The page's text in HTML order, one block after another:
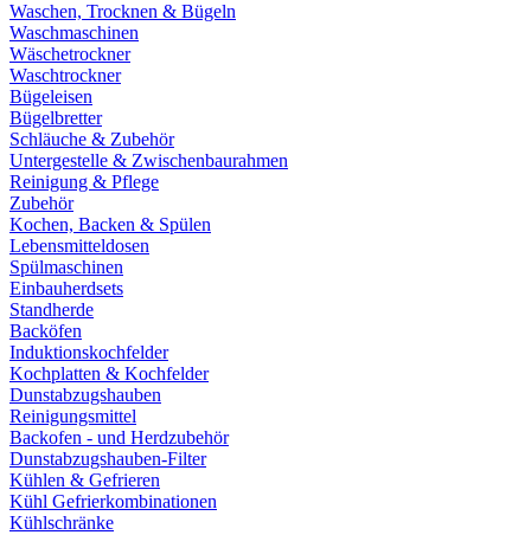
Waschen, Trocknen & Bügeln
Waschmaschinen
Wäschetrockner
Waschtrockner
Bügeleisen
Bügelbretter
Schläuche & Zubehör
Untergestelle & Zwischenbaurahmen
Reinigung & Pflege
Zubehör
Kochen, Backen & Spülen
Lebensmitteldosen
Spülmaschinen
Einbauherdsets
Standherde
Backöfen
Induktionskochfelder
Kochplatten & Kochfelder
Dunstabzugshauben
Reinigungsmittel
Backofen - und Herdzubehör
Dunstabzugshauben-Filter
Kühlen & Gefrieren
Kühl Gefrierkombinationen
Kühlschränke